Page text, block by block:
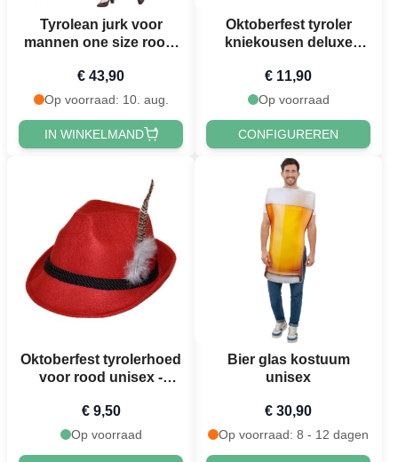
Tyrolean jurk voor
mannen one size rood,
€ 43,90
Op voorraad: 10. aug.
IN WINKELMAND
Oktoberfest tyroler
kniekousen deluxe
€ 11,90
Op voorraad
CONFIGUREREN
Oktoberfest tyrolerhoed
voor rood unisex -
€ 9,50
Op voorraad
Bier glas kostuum
unisex
€ 30,90
Op voorraad: 8 - 12 dagen